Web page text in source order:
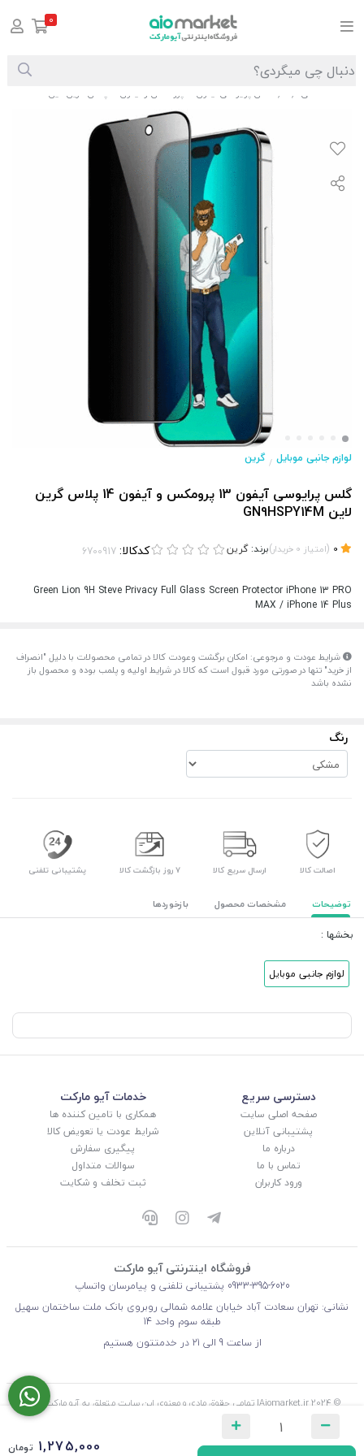
صفحه اصلی /
/ گلس پرایوسی آیفون 13 پرومکس و آیفون 14 پلاس گرین لاین GN9HSPY14M
لوازم جانبی موبایل / گرین
گلس پرایوسی آیفون 13 پرومکس و آیفون 14 پلاس گرین
لاین GN9HSPY14M
(امتیاز 0 خریدار)برند:گرین کدکالا:
Green Lion 9H Steve Privacy Full Glass Screen Protector iPhone 13 PRO
MAX / iPhone 14 Plus
شرایط عودت و مرجوعی: امکان برگشت وعودت کالا در تمامی محصولات با دلیل "انصراف
از خرید" تنها در صورتی مورد قبول است که کالا در شرایط اولیه و پلمب بوده و محصول باز
نشده باشد
رنگ
1,275,000 تومان
اصالت کالا ارسال سریع کالا ۷ روز بازگشت کالا پشتیبانی تلفنی
توضیحات مشخصات محصول بازخوردها
بخشها :
لوازم جانبی موبایل
دسترسی سریع
صفحه اصلی سایت
پشتیبانی آنلاین
درباره ما
تماس با ما
ورود کاربران
خدمات آیو مارکت
همکاری با تامین کننده ها
شرایط عودت یا تعویض کالا
پیگیری سفارش
سوالات متداول
ثبت تخلف و شکایت
فروشگاه اینترنتی آیو مارکت
0933-395-6020 پشتیبانی تلفنی و پیامرسان واتساپ
نشانی: تهران سعادت آباد خیابان علامه شمالی روبروی بانک ملت ساختمان سهیل
طبقه سوم واحد 14
از ساعت 9 الی 21 در خدمتتون هستیم
© 2024 Aiomarket.ir| تمامی حقوق مادی و معنوی این سایت متعلق به آیو مارکت ( آریو
0